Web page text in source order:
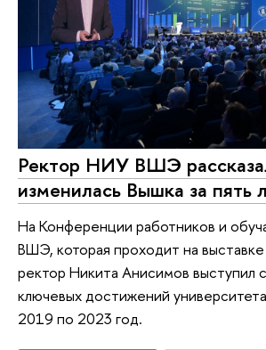
Ректор НИУ ВШЭ
изменилась Вышка за пять
На Конференции работников и
ВШЭ, которая проходит на
ректор Никита Анисимов выступил
ключевых достижений
2019 по 2023 год.